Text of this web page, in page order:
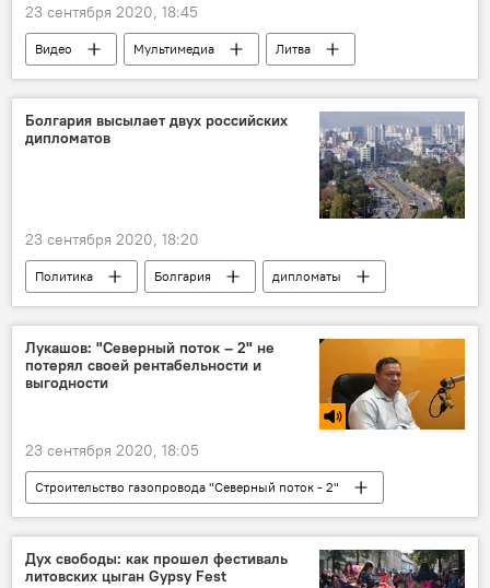
23 сентября 2020, 18:45
Видео Мультимедиа
Литва
Вильнюс
день осеннего равноденствия
Болгария высылает двух российских
дипломатов
23 сентября 2020, 18:20
Политика Болгария
дипломаты
Россия
Лукашов: "Северный поток – 2" не
потерял своей рентабельности и
выгодности
23 сентября 2020, 18:05
Строительство газопровода "Северный поток - 2"
Радио
Энергетика. LIVE
"Северный поток – 2"
Россия
Дух свободы: как прошел фестиваль
литовских цыган Gypsy Fest